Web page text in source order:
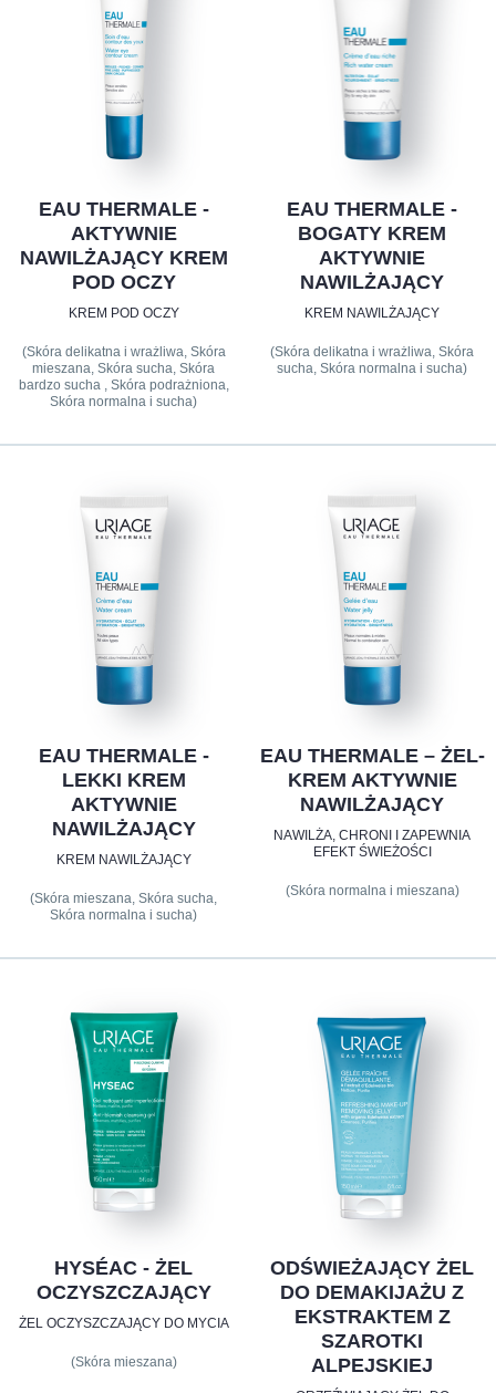
EAU THERMALE -
AKTYWNIE
NAWILŻAJĄCY KREM
POD OCZY
KREM POD OCZY
(Skóra delikatna i wrażliwa, Skóra
mieszana, Skóra sucha, Skóra
bardzo sucha , Skóra podrażniona,
Skóra normalna i sucha)
EAU THERMALE -
BOGATY KREM
AKTYWNIE
NAWILŻAJĄCY
KREM NAWILŻAJĄCY
(Skóra delikatna i wrażliwa, Skóra
sucha, Skóra normalna i sucha)
EAU THERMALE -
LEKKI KREM
AKTYWNIE
NAWILŻAJĄCY
KREM NAWILŻAJĄCY
(Skóra mieszana, Skóra sucha,
Skóra normalna i sucha)
EAU THERMALE – ŻEL-
KREM AKTYWNIE
NAWILŻAJĄCY
NAWILŻA, CHRONI I ZAPEWNIA
EFEKT ŚWIEŻOŚCI
(Skóra normalna i mieszana)
HYSÉAC - ŻEL
OCZYSZCZAJĄCY
ŻEL OCZYSZCZAJĄCY DO MYCIA
(Skóra mieszana)
ODŚWIEŻAJĄCY ŻEL
DO DEMAKIJAŻU Z
EKSTRAKTEM Z
SZAROTKI
ALPEJSKIEJ